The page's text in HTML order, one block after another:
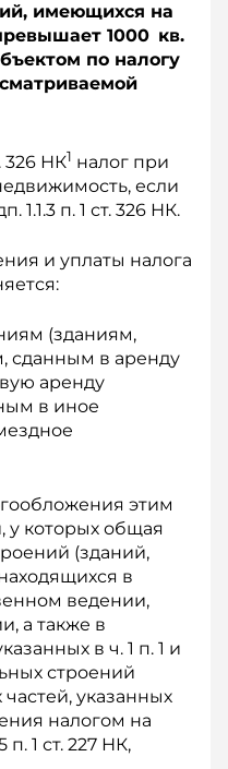
имеющихся на
1000 кв.
по налогу
326 НК1 налог при
если
1.1.3 п. 1 ст. 326 НК.
и уплаты налога
(зданиям,
сданным в аренду
аренду
в иное
этим
у которых общая
(зданий,
в
ведении,
а также в
в ч. 1 п. 1 и
строений
указанных
налогом на
1 ст. 227 НК,